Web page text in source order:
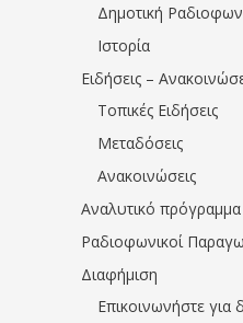
Δημοτική
Ιστορία
Ειδήσεις –
Τοπικές Ειδήσεις
Μεταδόσεις
Ανακοινώσεις
Αναλυτικό πρόγραμμα
Ραδιοφωνικοί
Διαφήμιση
Επικοινωνήστε για